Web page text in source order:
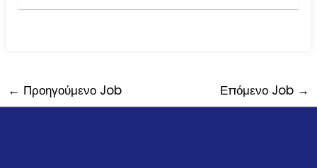
← Προηγούμενο Job Επόμενο Job →